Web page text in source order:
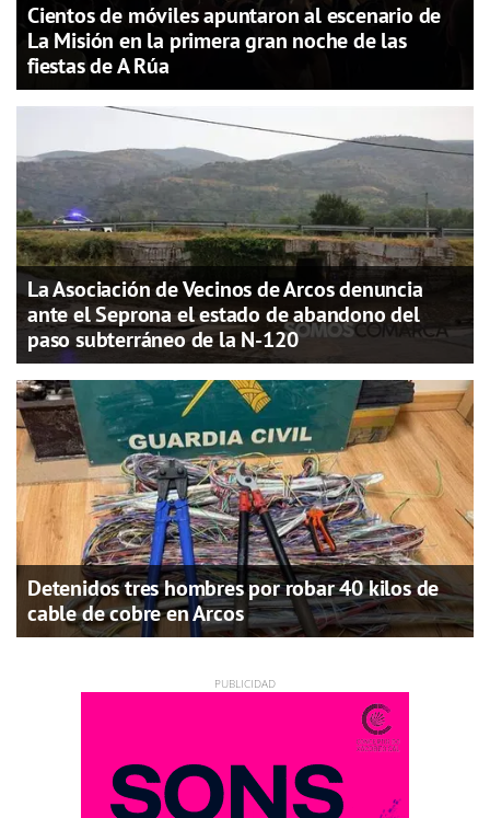
Cientos de móviles apuntaron al escenario de
La Misión en la primera gran noche de las
fiestas de A Rúa
La Asociación de Vecinos de Arcos denuncia
ante el Seprona el estado de abandono del
paso subterráneo de la N-120
Detenidos tres hombres por robar 40 kilos de
cable de cobre en Arcos